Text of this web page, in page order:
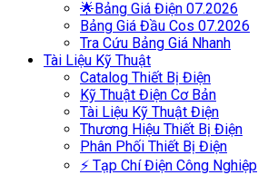
🌟Bảng Giá Điện 07.2026
Bảng Giá Đầu Cos 07.2026
Tra Cứu Bảng Giá Nhanh
Tài Liệu Kỹ Thuật
Catalog Thiết Bị Điện
Kỹ Thuật Điện Cơ Bản
Tài Liệu Kỹ Thuật Điện
Thương Hiệu Thiết Bị Điện
Phân Phối Thiết Bị Điện
⚡ Tạp Chí Điện Công Nghiệp